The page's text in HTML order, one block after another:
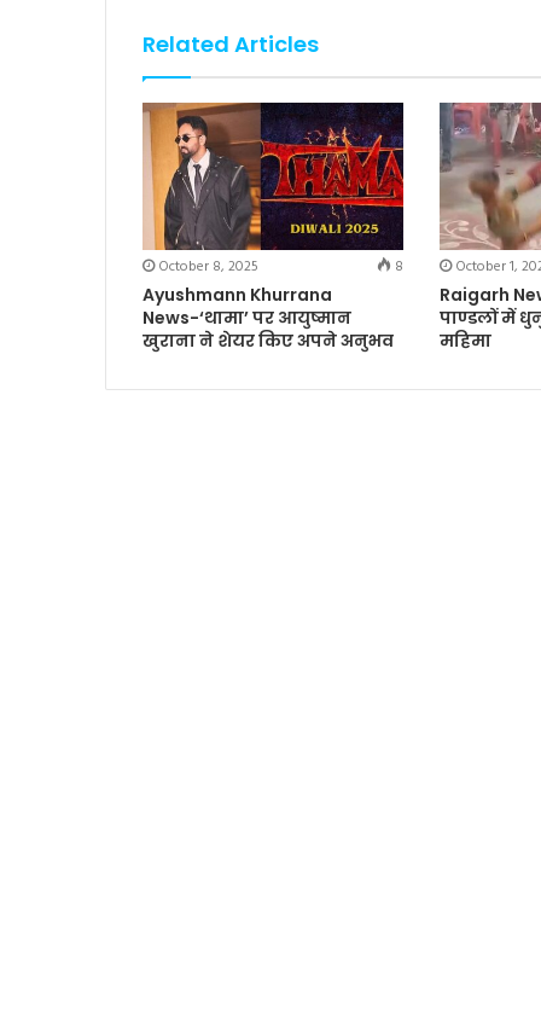
Related Articles
October 8, 2025
8
Ayushmann Khurrana
News-‘थामा’ पर आयुष्मान
खुराना ने शेयर किए अपने अनुभव
October 1,
Raigarh
पाण्डलों में
महिमा